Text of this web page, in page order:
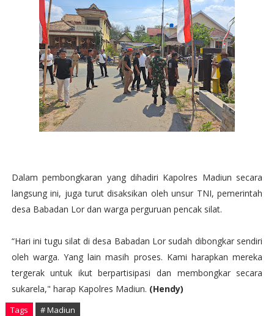
Dalam pembongkaran yang dihadiri Kapolres Madiun secara
langsung ini, juga turut disaksikan oleh unsur TNI, pemerintah
desa Babadan Lor dan warga perguruan pencak silat.
“Hari ini tugu silat di desa Babadan Lor sudah dibongkar sendiri
oleh warga. Yang lain masih proses. Kami harapkan mereka
tergerak untuk ikut berpartisipasi dan membongkar secara
sukarela," harap Kapolres Madiun. (Hendy)
Tags # Madiun